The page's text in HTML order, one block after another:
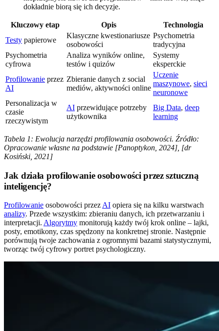
dokładnie biorą się ich decyzje.
Kluczowy etap Opis
Technologia
Testy papierowe
Klasyczne kwestionariusze
osobowości
Psychometria
tradycyjna
Psychometria
cyfrowa
Analiza wyników online,
testów i quizów
Systemy
eksperckie
Profilowanie przez
AI
Zbieranie danych z social
mediów, aktywności online
Uczenie
maszynowe, sieci
neuronowe
Personalizacja w
czasie
rzeczywistym
AI przewidujące potrzeby
użytkownika
Big Data, deep
learning
Tabela 1: Ewolucja narzędzi profilowania osobowości. Źródło:
Opracowanie własne na podstawie [Panoptykon, 2024], [dr
Kosiński, 2021]
Jak działa profilowanie osobowości przez sztuczną
inteligencję?
Profilowanie osobowości przez AI opiera się na kilku warstwach
analizy. Przede wszystkim: zbieraniu danych, ich przetwarzaniu i
interpretacji. Algorytmy monitorują każdy twój krok online – lajki,
posty, emotikony, czas spędzony na konkretnej stronie. Następnie
porównują twoje zachowania z ogromnymi bazami statystycznymi,
tworząc twój cyfrowy portret psychologiczny.